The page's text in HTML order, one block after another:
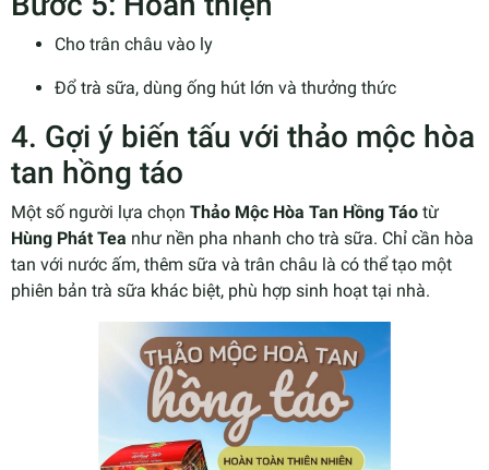
Cho trân châu vào ly
Đổ trà sữa, dùng ống hút lớn và thưởng thức
4. Gợi ý biến tấu với thảo mộc hòa
tan hồng táo
Một số người lựa chọn Thảo Mộc Hòa Tan Hồng Táo từ
Hùng Phát Tea như nền pha nhanh cho trà sữa. Chỉ cần hòa
tan với nước ấm, thêm sữa và trân châu là có thể tạo một
phiên bản trà sữa khác biệt, phù hợp sinh hoạt tại nhà.